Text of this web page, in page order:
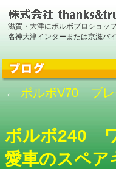
滋賀・大津にボルボプロショッ
名神大津インターまたは京滋バ
← ボルボV70 ブレ
ボルボ240
愛車のスペア